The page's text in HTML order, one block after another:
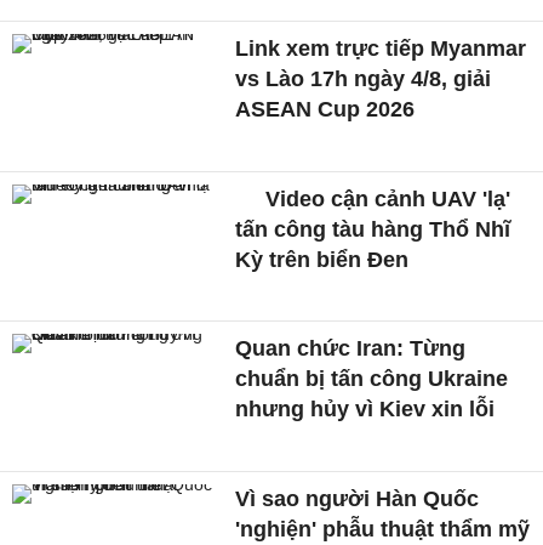
Link xem trực tiếp Myanmar
vs Lào 17h ngày 4/8, giải
ASEAN Cup 2026
Video cận cảnh UAV 'lạ'
tấn công tàu hàng Thổ Nhĩ
Kỳ trên biển Đen
Quan chức Iran: Từng
chuẩn bị tấn công Ukraine
nhưng hủy vì Kiev xin lỗi
Vì sao người Hàn Quốc
'nghiện' phẫu thuật thẩm mỹ